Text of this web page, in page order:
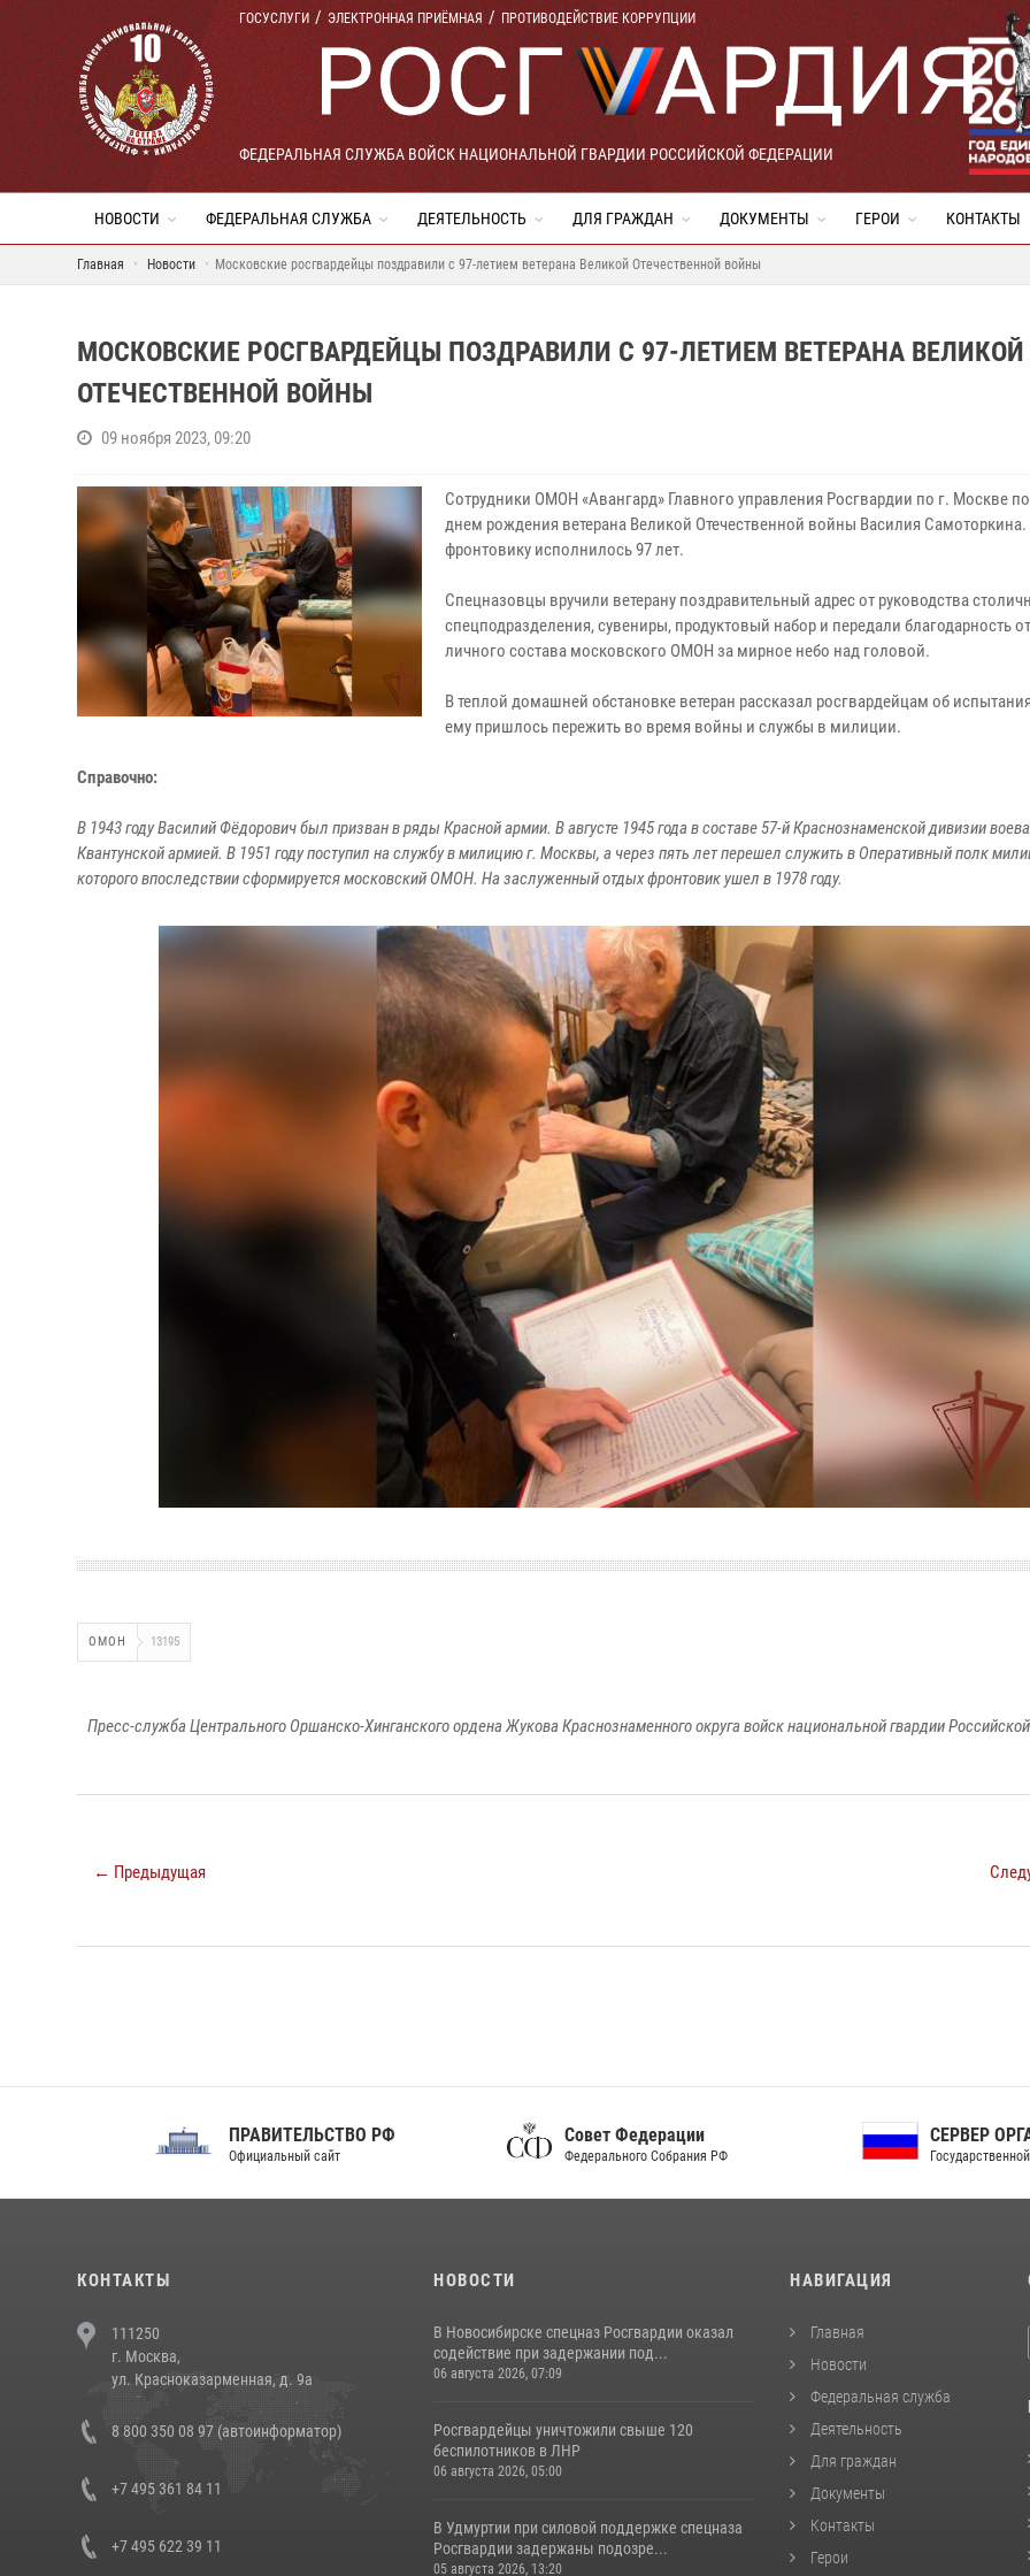
ГОСУСЛУГИ ЭЛЕКТРОННАЯ ПРИЁМНАЯ ПРОТИВОДЕЙСТВИЕ КОРРУПЦИИ
ФЕДЕРАЛЬНАЯ СЛУЖБА ВОЙСК НАЦИОНАЛЬНОЙ ГВАРДИИ РОССИЙСКОЙ ФЕДЕРАЦИИ
НОВОСТИ ФЕДЕРАЛЬНАЯ СЛУЖБА ДЕЯТЕЛЬНОСТЬ ДЛЯ ГРАЖДАН ДОКУМЕНТЫ ГЕРОИ КОНТАКТЫ
Главная Новости Московские росгвардейцы поздравили с 97-летием ветерана Великой Отечественной войны
МОСКОВСКИЕ РОСГВАРДЕЙЦЫ ПОЗДРАВИЛИ С 97-ЛЕТИЕМ ВЕТЕРАНА ВЕЛИКОЙ
ОТЕЧЕСТВЕННОЙ ВОЙНЫ
09 ноября 2023, 09:20
Сотрудники ОМОН «Авангард» Главного управления Росгвардии по г. Москве
днем рождения ветерана Великой Отечественной войны Василия Самоторкина.
фронтовику исполнилось 97 лет.
Спецназовцы вручили ветерану поздравительный адрес от руководства
спецподразделения, сувениры, продуктовый набор и передали благодарность
личного состава московского ОМОН за мирное небо над головой.
В теплой домашней обстановке ветеран рассказал росгвардейцам об
ему пришлось пережить во время войны и службы в милиции.
Справочно:
В 1943 году Василий Фёдорович был призван в ряды Красной армии. В августе 1945 года в составе 57-й Краснознаменской дивизии
Квантунской армией. В 1951 году поступил на службу в милицию г. Москвы, а через пять лет перешел служить в Оперативный полк
которого впоследствии сформируется московский ОМОН. На заслуженный отдых фронтовик ушел в 1978 году.
ОМОН 13195
Пресс-служба Центрального Оршанско-Хинганского ордена Жукова Краснознаменного округа войск национальной гвардии
← Предыдущая
ПРАВИТЕЛЬСТВО РФ
Официальный сайт
Совет Федерации
Федерального Собрания РФ
СЕРВЕР ОРГАНОВ
Государственной власти РФ
КОНТАКТЫ
111250
г. Москва,
ул. Красноказарменная, д. 9а
8 800 350 08 97 (автоинформатор)
+7 495 361 84 11
+7 495 622 39 11
НОВОСТИ
В Новосибирске спецназ Росгвардии оказал
содействие при задержании под...
06 августа 2026, 07:09
Росгвардейцы уничтожили свыше 120
беспилотников в ЛНР
06 августа 2026, 05:00
В Удмуртии при силовой поддержке спецназа
Росгвардии задержаны подозре...
05 августа 2026, 13:20
НАВИГАЦИЯ
Главная
Новости
Федеральная служба
Деятельность
Для граждан
Документы
Контакты
Герои